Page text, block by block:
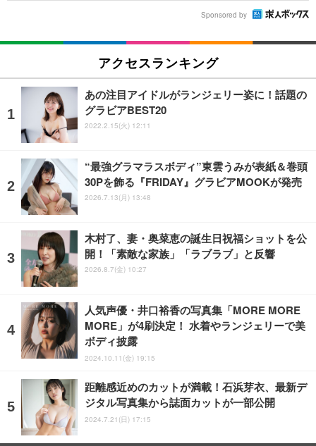
Sponsored by
アクセスランキング
あの注目アイドルがランジェリー姿に！話題の
グラビアBEST20
2022.2.15(火) 12:11
“最強グラマラスボディ”東雲うみが表紙＆巻頭
30Pを飾る『FRIDAY』グラビアMOOKが発売
2026.7.13(月) 13:48
木村了、妻・奥菜恵の誕生日祝福ショットを公
開！「素敵な家族」「ラブラブ」と反響
2026.8.7(金) 10:27
人気声優・井口裕香の写真集「MORE MORE
MORE」が4刷決定！ 水着やランジェリーで美
ボディ披露
2024.10.11(金) 19:15
距離感近めのカットが満載！石浜芽衣、最新デ
ジタル写真集から誌面カットが一部公開
2024.7.21(日) 17:15